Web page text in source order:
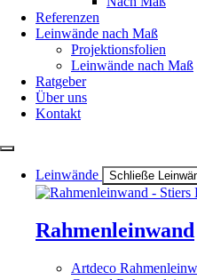
Referenzen
Leinwände nach Maß
Projektionsfolien
Leinwände nach Maß
Ratgeber
Über uns
Kontakt
Leinwände Schließe
Rahmenleinwand
Artdeco